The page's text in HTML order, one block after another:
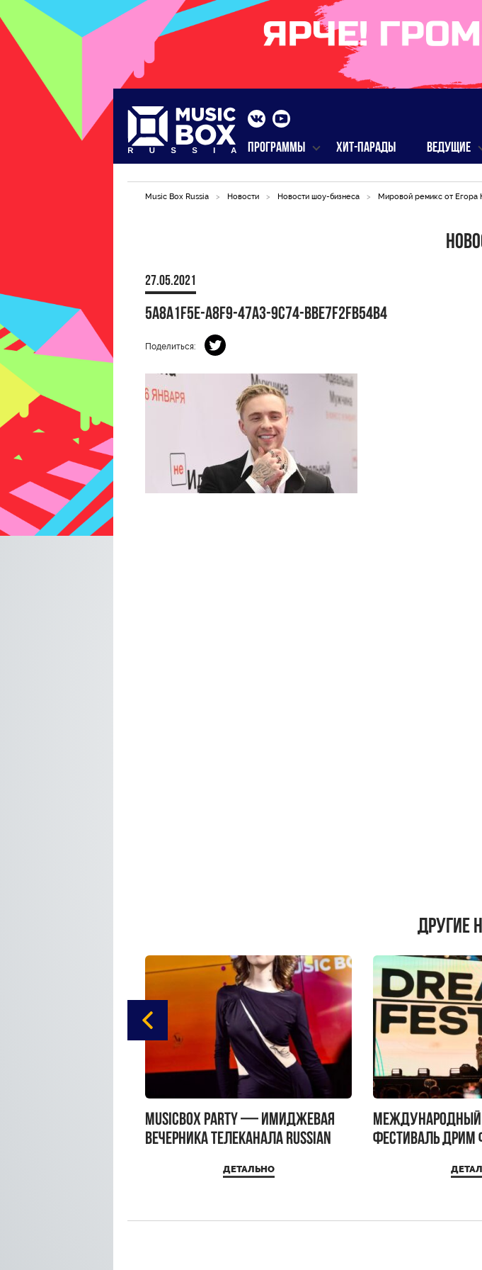
ПРОГРАММЫ ХИТ-ПАРАДЫ ВЕДУЩИЕ
Music Box Russia > Новости > Новости шоу-бизнеса > Мировой ремикс от Егора
27.05.2021
5A8A1F5E-A8F9-47A3-9C74-BBE7F2FB54B4
Поделиться:
Другие
MUSICBOX PARTY — имиджевая
вечерника телеканала RUSSIAN
ДЕТАЛЬНО
фестиваль ДРИМ